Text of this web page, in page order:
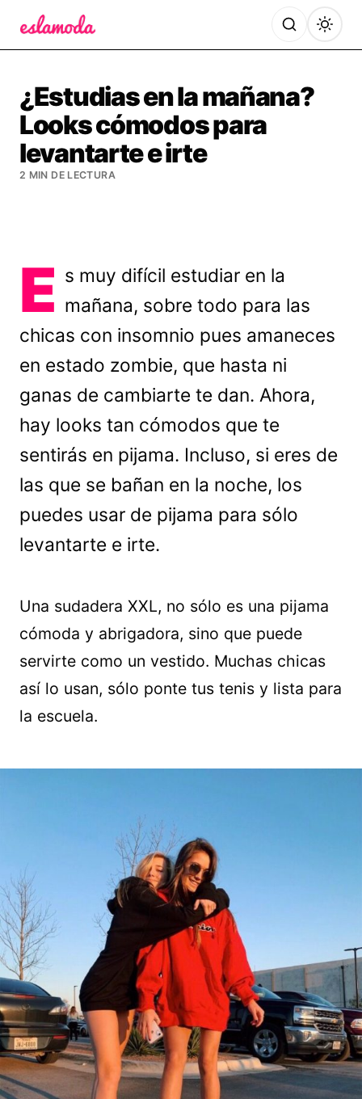
¿Estudias en la mañana?
Looks cómodos para
levantarte e irte
2 MIN DE LECTURA
E s muy difícil estudiar en la
mañana, sobre todo para las
chicas con insomnio pues amaneces
en estado zombie, que hasta ni
ganas de cambiarte te dan. Ahora,
hay looks tan cómodos que te
sentirás en pijama. Incluso, si eres de
las que se bañan en la noche, los
puedes usar de pijama para sólo
levantarte e irte.
Una sudadera XXL, no sólo es una pijama
cómoda y abrigadora, sino que puede
servirte como un vestido. Muchas chicas
así lo usan, sólo ponte tus tenis y lista para
la escuela.